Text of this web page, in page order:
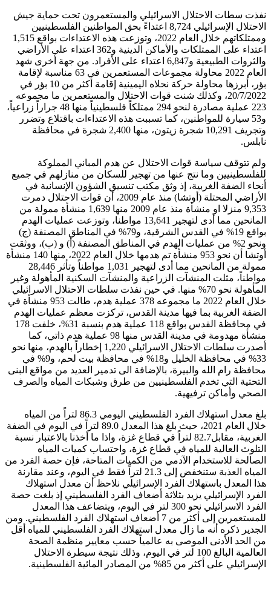
نفذت سطات الاحتلال الاسرائيلي والمستعمرون تحت حماية جيش
الاحتلال الإسرائيلي 8,724 اعتداءً بحق المواطنين الفلسطينيين
وممتلكاتهم خلال العام 2022، وتوزعت هذه الاعتداءات بواقع 1,515
اعتداء على الممتلكات والأماكن الدينية و362 اعتداء على الأراضي
والثروات الطبيعية و6,847 اعتداء على الأفراد. من جهة أخرى شهد
العام 2022 محاولة مجموعات المستعمرين في 63 مناسبة لإقامة
بؤر، أبرزها محاولة حركة نحلاه اليمينية إقامة أكثر من 10 بؤر في
20/7/2022، وكذلك شنت قوات الاحتلال والمستعمرين ما مجموعه
223 عملية مصادرة لنحو 294 ممتلكاً فلسطينياً منها 48 جراراً زراعياً،
و53 سيارة للمواطنين، كما تسببت هذه الاعتداءات باقتلاع وتضرر
وتجريف 10,291 شجرة زيتون، منها 2,400 شجرة في محافظة
نابلس.
ولم تتوقف سياسة قوات الاحتلال عن هدم المباني المملوكة
للفلسطينيين وما نتج عنها من تهجير للسكان من منازلهم في جميع
أنحاء الضفة الغربية، إذ وثق مكتب تنسيق الشؤون الإنسانية في
الأراضي المحتلة (أوتشا) منذ عام 2009، أن قوات الاحتلال دمرت
9,353 منزلا او منشأة منذ عام 2009 منها 1,639 منشأة ممولة من
المانحين مما أدى لتهجير 13,641 مواطنا، وتوزعت عمليات الهدم
بواقع 19% في القدس الشرقية، و79% في المناطق المصنفة (ج)
ونحو 2% من عمليات الهدم في المناطق المصنفة (أ) و (ب)، ووثقت
أوتشا أن نحو 953 منشأة تم هدمها خلال العام 2022، منها 140 منشأة
ممولة من المانحين مما أدى لتهجير 1,031 مواطناً وتأثر 28,446
مواطناً، مثلت المنشآت الزراعية والمنشآت السكنية المأهولة وغير
المأهولة نحو 70% منها. في حين نفذت سلطات الاحتلال الاسرائيلي
خلال العام 2022 ما مجموعه 378 عملية هدم، طالت 953 منشأة في
الضفة الغربية بما فيها مدينة القدس، تركزت معظم عمليات الهدم
في محافظة القدس بواقع 118 عملية هدم بنسبة 31%، خلفت 178
منشأة مهدومة في مدينة القدس منها 98 عملية هدم ذاتي، كما
أصدرت سلطات الاحتلال الاسرائيلي 1,220 إخطاراً بالهدم، منها نحو
33% في محافظة الخليل و18% في محافظة بيت لحم، و9% في
محافظة رام الله والبيرة، بالإضافة الى تدمير العديد من مواقع البنى
التحتية التي تخدم الفلسطينيين من طرق وشبكات المياه والصرف
الصحي وأماكن ترفيهية.
بلغ معدل استهلاك الفرد الفلسطيني اليومي 86.3 لتراً من المياه
خلال العام 2021، حيث بلغ هذا المعدل 89.0 لتراً في اليوم في الضفة
الغربية، مقابل82.7 لتراً في قطاع غزة، واذا ما أخذنا بالاعتبار نسبة
التلوث العالية للمياه في قطاع غزة، واحتساب كميات المياه
الصالحة للاستخدام الآدمي من الكميات المتاحة، فإن حصة الفرد من
المياه العذبة ستنخفض إلى 21.3 لتراً فقط في اليوم، وعند مقارنة
هذا المعدل باستهلاك الفرد الإسرائيلي نلاحظ أن معدل استهلاك
الفرد الإسرائيلي يزيد بثلاثة أضعاف الفرد الفلسطيني إذ بلغت حصة
الفرد الاسرائيلي نحو 300 لتر في اليوم، ويتضاعف هذا المعدل
للمستعمرين إلى أكثر من 7 أضعاف استهلاك الفرد الفلسطيني. ومن
الجدير ذكره أنه ما زال معدل استهلاك الفرد الفلسطيني للمياه أقل
من الحد الأدنى الموصى به عالمياً حسب معايير منظمة الصحة
العالمية البالغ 100 لتر في اليوم، وذلك نتيجة سيطرة الاحتلال
الإسرائيلي على أكثر من 85% من المصادر المائية الفلسطينية.